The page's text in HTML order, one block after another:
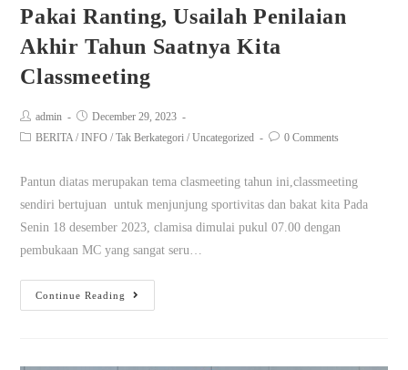
Pakai Ranting, Usailah Penilaian
Akhir Tahun Saatnya Kita
Classmeeting
admin
December 29, 2023
BERITA / INFO / Tak Berkategori / Uncategorized 0 Comments
Pantun diatas merupakan tema clasmeeting tahun ini,classmeeting
sendiri bertujuan untuk menjunjung sportivitas dan bakat kita Pada
Senin 18 desember 2023, clamisa dimulai pukul 07.00 dengan
pembukaan MC yang sangat seru…
Continue Reading